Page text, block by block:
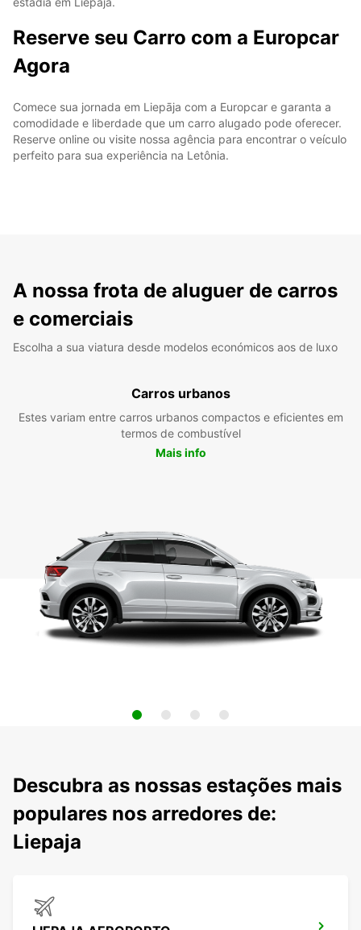
Reserve seu Carro com a Europcar
Agora
Comece sua jornada em Liepāja com a Europcar e garanta a
comodidade e liberdade que um carro alugado pode oferecer.
Reserve online ou visite nossa agência para encontrar o veículo
perfeito para sua experiência na Letônia.
A nossa frota de aluguer de carros
e comerciais
Escolha a sua viatura desde modelos económicos aos de luxo
Carros urbanos
Estes variam entre carros urbanos compactos e eficientes em
termos de combustível
Mais info
Descubra as nossas estações mais
populares nos arredores de:
Liepaja